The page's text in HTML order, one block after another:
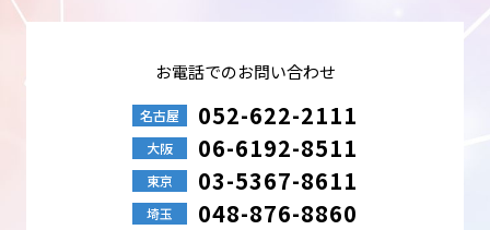
お電話でのお問い合わせ
名古屋 052-622-2111
大阪 06-6192-8511
東京 03-5367-8611
埼玉 048-876-8860